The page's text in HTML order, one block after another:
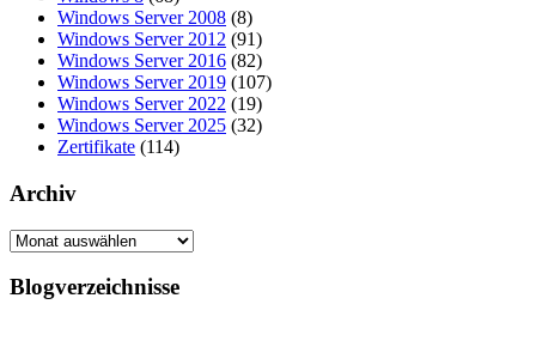
Windows Server 2008 (8)
Windows Server 2012 (91)
Windows Server 2016 (82)
Windows Server 2019 (107)
Windows Server 2022 (19)
Windows Server 2025 (32)
Zertifikate (114)
Archiv
Archiv
Blogverzeichnisse